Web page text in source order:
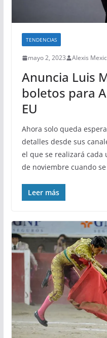
TENDENCIAS
mayo 2, 2023 Alexis
Anuncia Luis
boletos para
EU
Ahora solo queda
detalles desde sus
el que se realizará cada
de noviembre cuando
Leer más